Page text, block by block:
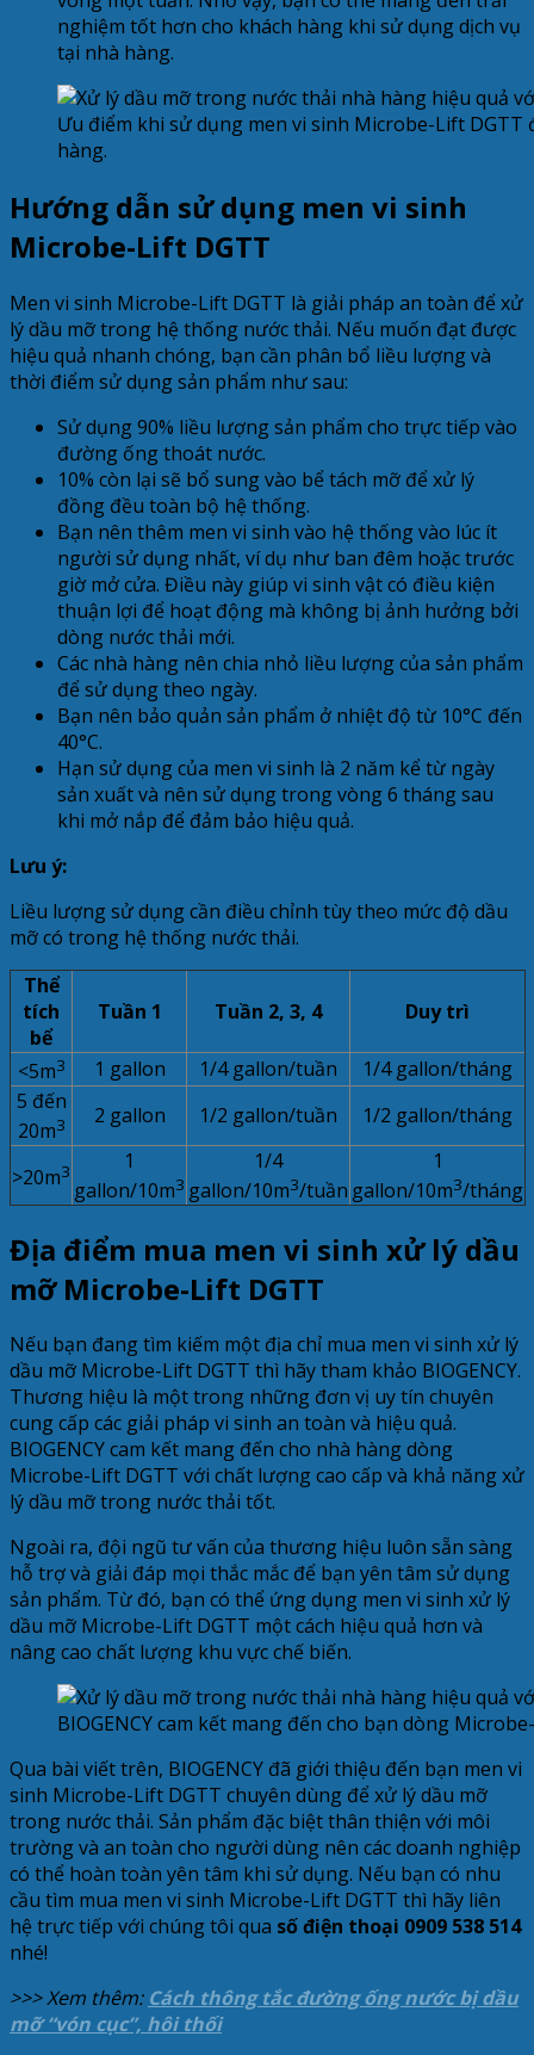
nghiệm tốt hơn cho khách hàng khi sử dụng dịch vụ
tại nhà hàng.
Ưu điểm khi sử dụng men vi sinh Microbe-Lift
hàng.
Hướng dẫn sử dụng men vi sinh
Microbe-Lift DGTT
Men vi sinh Microbe-Lift DGTT là giải pháp an toàn để xử
lý dầu mỡ trong hệ thống nước thải. Nếu muốn đạt được
hiệu quả nhanh chóng, bạn cần phân bổ liều lượng và
thời điểm sử dụng sản phẩm như sau:
Sử dụng 90% liều lượng sản phẩm cho trực tiếp vào
đường ống thoát nước.
10% còn lại sẽ bổ sung vào bể tách mỡ để xử lý
đồng đều toàn bộ hệ thống.
Bạn nên thêm men vi sinh vào hệ thống vào lúc ít
người sử dụng nhất, ví dụ như ban đêm hoặc trước
giờ mở cửa. Điều này giúp vi sinh vật có điều kiện
thuận lợi để hoạt động mà không bị ảnh hưởng bởi
dòng nước thải mới.
Các nhà hàng nên chia nhỏ liều lượng của sản phẩm
để sử dụng theo ngày.
Bạn nên bảo quản sản phẩm ở nhiệt độ từ 10°C đến
40°C.
Hạn sử dụng của men vi sinh là 2 năm kể từ ngày
sản xuất và nên sử dụng trong vòng 6 tháng sau
khi mở nắp để đảm bảo hiệu quả.
Lưu ý:
Liều lượng sử dụng cần điều chỉnh tùy theo mức độ dầu
mỡ có trong hệ thống nước thải.
Thể
tích
bể
Tuần 1 Tuần 2, 3, 4 Duy trì
<5m3 1 gallon 1/4 gallon/tuần
1/4 gallon/tháng
5 đến
20m3 2 gallon 1/2 gallon/tuần 1/2 gallon/tháng
>20m3
1
gallon/10m3
1/4
gallon/10m3/tuần
1
gallon/10m3/tháng
Địa điểm mua men vi sinh xử lý dầu
mỡ Microbe-Lift DGTT
Nếu bạn đang tìm kiếm một địa chỉ mua men vi sinh xử lý
dầu mỡ Microbe-Lift DGTT thì hãy tham khảo BIOGENCY.
Thương hiệu là một trong những đơn vị uy tín chuyên
cung cấp các giải pháp vi sinh an toàn và hiệu quả.
BIOGENCY cam kết mang đến cho nhà hàng dòng
Microbe-Lift DGTT với chất lượng cao cấp và khả năng xử
lý dầu mỡ trong nước thải tốt.
Ngoài ra, đội ngũ tư vấn của thương hiệu luôn sẵn sàng
hỗ trợ và giải đáp mọi thắc mắc để bạn yên tâm sử dụng
sản phẩm. Từ đó, bạn có thể ứng dụng men vi sinh xử lý
dầu mỡ Microbe-Lift DGTT một cách hiệu quả hơn và
nâng cao chất lượng khu vực chế biến.
BIOGENCY cam kết mang đến cho bạn dòng
Qua bài viết trên, BIOGENCY đã giới thiệu đến bạn men vi
sinh Microbe-Lift DGTT chuyên dùng để xử lý dầu mỡ
trong nước thải. Sản phẩm đặc biệt thân thiện với môi
trường và an toàn cho người dùng nên các doanh nghiệp
có thể hoàn toàn yên tâm khi sử dụng. Nếu bạn có nhu
cầu tìm mua men vi sinh Microbe-Lift DGTT thì hãy liên
hệ trực tiếp với chúng tôi qua số điện thoại 0909 538 514
nhé!
>>> Xem thêm: Cách thông tắc đường ống nước bị dầu
mỡ “vón cục”, hôi thối